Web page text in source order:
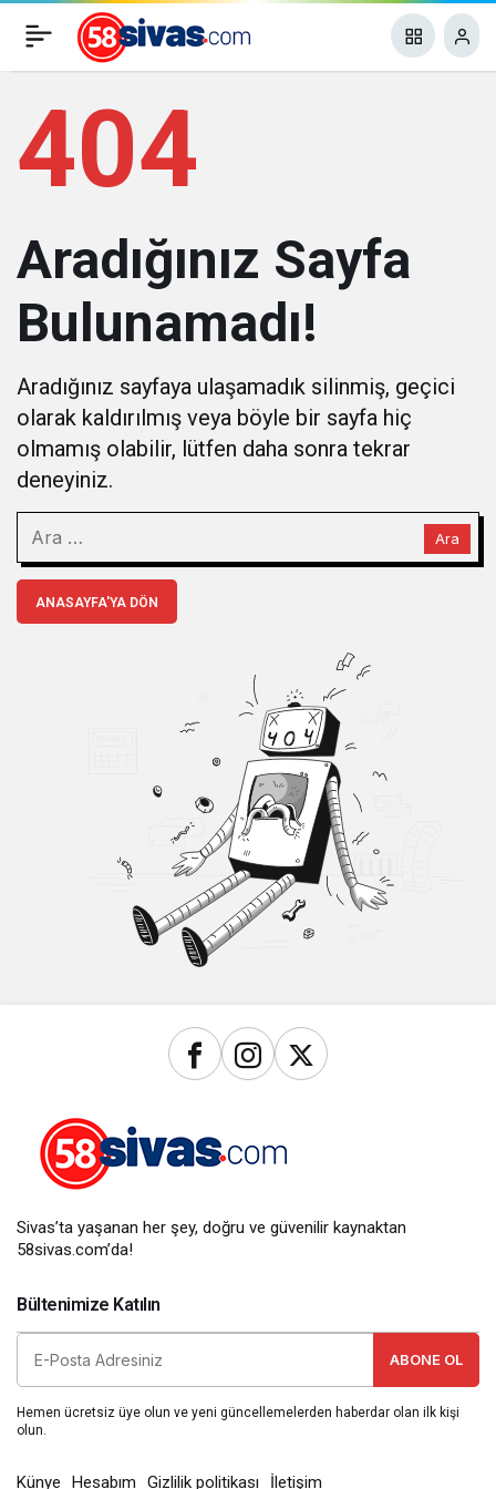
404
Aradığınız Sayfa
Bulunamadı!
Aradığınız sayfaya ulaşamadık silinmiş, geçici
olarak kaldırılmış veya böyle bir sayfa hiç
olmamış olabilir, lütfen daha sonra tekrar
deneyiniz.
ANASAYFA'YA DÖN
Sivas’ta yaşanan her şey, doğru ve güvenilir kaynaktan
58sivas.com’da!
Bültenimize Katılın
ABONE OL
Hemen ücretsiz üye olun ve yeni güncellemelerden haberdar olan ilk kişi
olun.
Künye Hesabım Gizlilik politikası İletişim